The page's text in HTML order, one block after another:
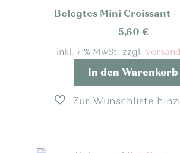
Belegtes Mini Croissant -
5,60 €
inkl. 7 % MwSt. zzgl.
In den Warenkorb